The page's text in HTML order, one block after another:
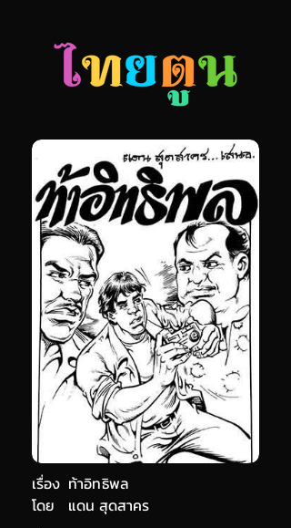
เรื่อง ท้าอิทธิพล
แดน สุดสาคร
โดย